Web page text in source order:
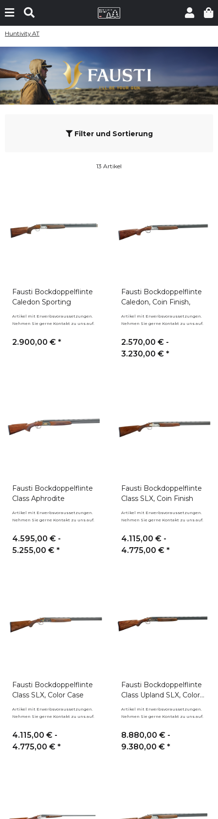
Huntivity AT
Filter und Sortierung
13 Artikel
Fausti Bockdoppelflinte
Caledon Sporting
Artikel mit Erwerbsvoraussetzungen.
Nehmen Sie gerne Kontakt zu uns auf.
2.900,00 € *
Fausti Bockdoppelflinte
Caledon, Coin Finish,
Artikel mit Erwerbsvoraussetzungen.
Nehmen Sie gerne Kontakt zu uns auf.
2.570,00 € -
3.230,00 € *
Fausti Bockdoppelflinte
Class Aphrodite
Artikel mit Erwerbsvoraussetzungen.
Nehmen Sie gerne Kontakt zu uns auf.
4.595,00 € -
5.255,00 € *
Fausti Bockdoppelflinte
Class SLX, Coin Finish
Artikel mit Erwerbsvoraussetzungen.
Nehmen Sie gerne Kontakt zu uns auf.
4.115,00 € -
4.775,00 € *
Fausti Bockdoppelflinte
Class SLX, Color Case
Artikel mit Erwerbsvoraussetzungen.
Nehmen Sie gerne Kontakt zu uns auf.
4.115,00 € -
4.775,00 € *
Fausti Bockdoppelflinte
Class Upland SLX, Color
Artikel mit Erwerbsvoraussetzungen.
Nehmen Sie gerne Kontakt zu uns auf.
8.880,00 € -
9.380,00 € *